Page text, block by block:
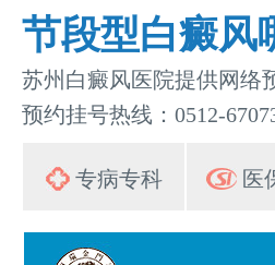
节段型白癜风
苏州白癜风医院提供网络
预约挂号热线：0512-
专病专科 医